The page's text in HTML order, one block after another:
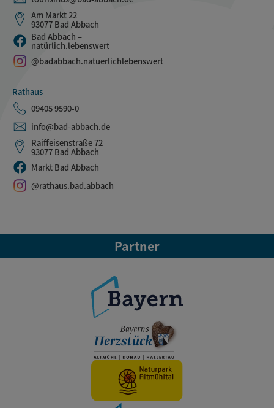
Am Markt 22
93077 Bad Abbach
Bad Abbach –
natürlich.lebenswert
@badabbach.natuerlichlebenswert
Rathaus
09405 9590-0
info@bad-abbach.de
Raiffeisenstraße 72
93077 Bad Abbach
Markt Bad Abbach
@rathaus.bad.abbach
Partner